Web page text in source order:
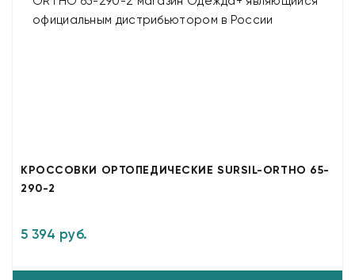
КРОССОВКИ ОРТОПЕДИЧЕСКИЕ SURSIL-ORTHO 65-
290-2
5 394 руб.